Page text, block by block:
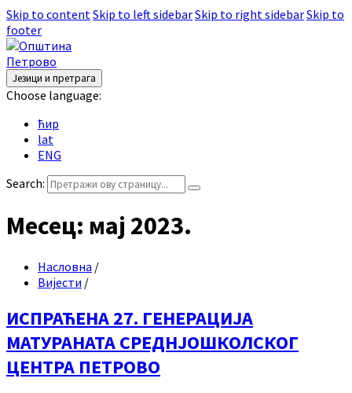
Skip to contentSkip to left sidebarSkip to right sidebarSkip to
footer
Језици и претрага
Choose language:
ћир
lat
ENG
Search:
Месец: мај 2023.
Насловна /
Вијести /
ИСПРАЋЕНА 27. ГЕНЕРАЦИЈА
МАТУРАНАТА СРЕДНЈОШКОЛСКОГ
ЦЕНТРА ПЕТРОВО